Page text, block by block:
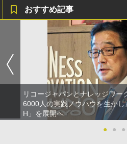
おすすめ記事
リコージャパンとナレッジワー
6000人の実践ノウハウを生か
H」を展開へ
●
● ●